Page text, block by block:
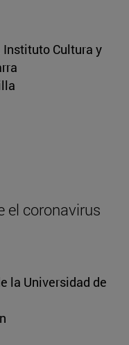
Cultura y
el coronavirus
la Universidad de